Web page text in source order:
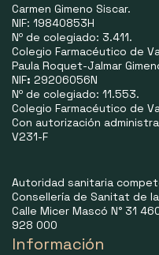
Carmen Gimeno Siscar.
NIF: 19840853H
Nº de colegiado: 3.411.
Colegio Farmacéutico de
Paula Roquet-Jalmar
NIF: 29206056N
Nº de colegiado: 11.553.
Colegio Farmacéutico de
Con autorización
V231-F
Autoridad sanitaria
Consellería de Sanitat de
Calle Micer Mascó N° 31
928 000
Información